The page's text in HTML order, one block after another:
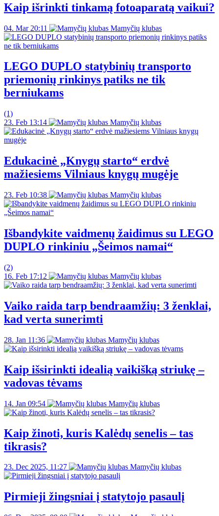
Kaip išrinkti tinkamą fotoaparatą vaikui?
04. Mar 20:11 Mamyčių klubas
LEGO DUPLO statybinių transporto
priemonių rinkinys patiks ne tik
berniukams
(1)
23. Feb 13:14
Mamyčių klubas
Edukacinė „Knygų starto“ erdvė
mažiesiems Vilniaus knygų mugėje
23. Feb 10:38 Mamyčių klubas
Išbandykite vaidmenų žaidimus su LEGO
DUPLO rinkiniu „Šeimos namai“
(2)
16. Feb 17:12
Mamyčių klubas
Vaiko raida tarp bendraamžių: 3 ženklai,
kad verta sunerimti
28. Jan 11:36 Mamyčių klubas
Kaip išsirinkti idealią vaikišką striukę –
vadovas tėvams
14. Jan 09:54 Mamyčių klubas
Kaip žinoti, kuris Kalėdų senelis – tas
tikrasis?
23. Dec 2025, 11:27 Mamyčių klubas
Pirmieji žingsniai į statytojo pasaulį